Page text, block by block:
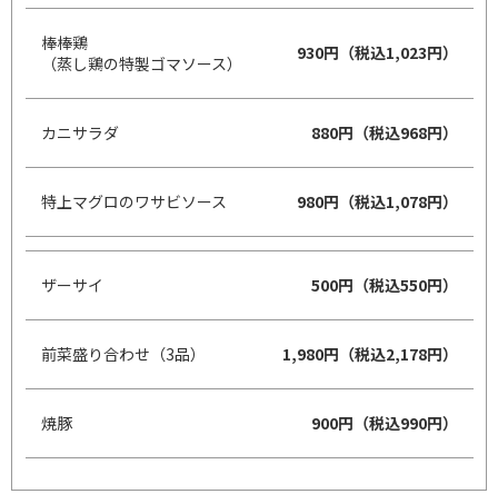
棒棒鶏
（蒸し鶏の特製ゴマソース）
930円（税込1,023円）
カニサラダ 880円（税込968円）
特上マグロのワサビソース 980円（税込1,078円）
ザーサイ 500円（税込550円）
前菜盛り合わせ（3品） 1,980円（税込2,178円）
焼豚 900円（税込990円）